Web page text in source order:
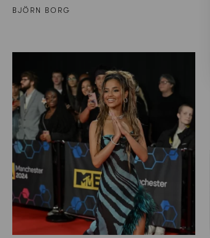
BJÖRN BORG